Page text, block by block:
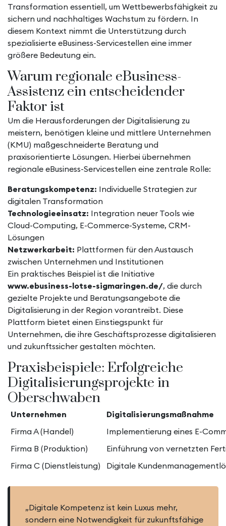
Transformation essentiell, um Wettbewerbsfähigkeit zu
sichern und nachhaltiges Wachstum zu fördern. In
diesem Kontext nimmt die Unterstützung durch
spezialisierte eBusiness-Servicestellen eine immer
größere Bedeutung ein.
Warum regionale eBusiness-
Assistenz ein entscheidender
Faktor ist
Um die Herausforderungen der Digitalisierung zu
meistern, benötigen kleine und mittlere Unternehmen
(KMU) maßgeschneiderte Beratung und
praxisorientierte Lösungen. Hierbei übernehmen
regionale eBusiness-Servicestellen eine zentrale Rolle:
Beratungskompetenz: Individuelle Strategien zur
digitalen Transformation
Technologieeinsatz: Integration neuer Tools wie
Cloud-Computing, E-Commerce-Systeme, CRM-
Lösungen
Netzwerkarbeit: Plattformen für den Austausch
zwischen Unternehmen und Institutionen
Ein praktisches Beispiel ist die Initiative
www.ebusiness-lotse-sigmaringen.de/, die durch
gezielte Projekte und Beratungsangebote die
Digitalisierung in der Region vorantreibt. Diese
Plattform bietet einen Einstiegspunkt für
Unternehmen, die ihre Geschäftsprozesse digitalisieren
und zukunftssicher gestalten möchten.
Praxisbeispiele: Erfolgreiche
Digitalisierungsprojekte in
Oberschwaben
Unternehmen
Digitalisierungsmaßnahme
Firma A (Handel)
Implementierung eines E-
Firma B (Produktion)
Einführung von vernetzten
Firma C (Dienstleistung)
Digitale
„Digitale Kompetenz ist kein Luxus mehr,
sondern eine Notwendigkeit für zukunftsfähige